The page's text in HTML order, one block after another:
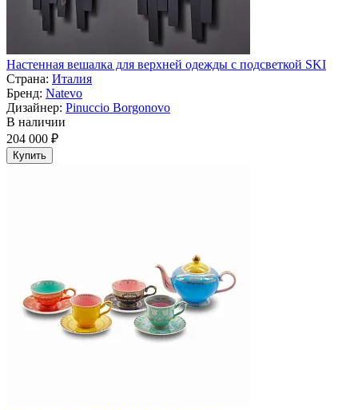
Настенная вешалка для верхней одежды с подсветкой SKI
Страна: Италия
Бренд: Natevo
Дизайнер: Pinuccio Borgonovo
В наличии
204 000 ₽
Купить